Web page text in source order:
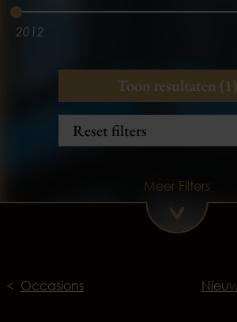
2012
3.100 km
Toon resultaten (1)
Reset filters
Meer Filters
Occasions